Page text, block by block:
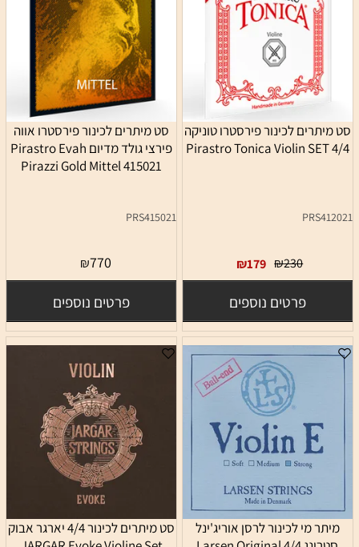
סט מיתרים לכינור פירסטרו טוניקה
4/4 Pirastro Tonica Violin SET
PRS412021
₪230
₪179
פרטים נוספים
סט מיתרים לכינור פירסטרו אווה
פירצי גולד מדיום Pirastro Evah
Pirazzi Gold Mittel 415021
PRS415021
₪770
פרטים נוספים
מיתר מי לכינור לרסן אוריג'ינל
סט מיתרים לכינור 4/4 יארגר אבוק